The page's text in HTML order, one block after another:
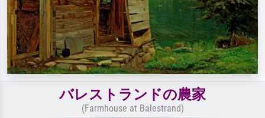
バレストランドの農家
(Farmhouse at Balestrand)